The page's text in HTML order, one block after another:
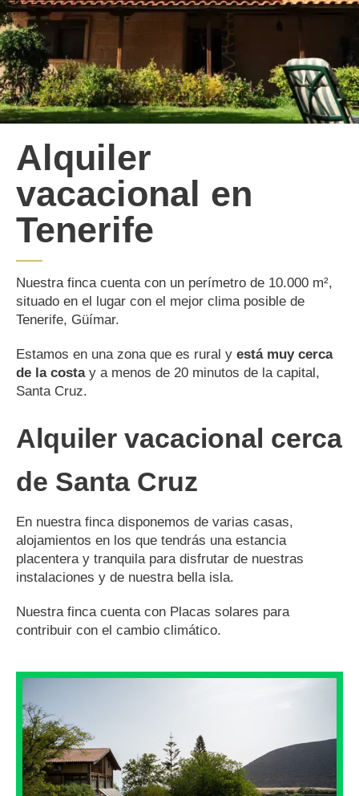
Alquiler
vacacional en
Tenerife
Nuestra finca cuenta con un perímetro de 10.000 m²,
situado en el lugar con el mejor clima posible de
Tenerife, Güímar.
Estamos en una zona que es rural y está muy cerca
de la costay a menos de 20 minutos de la capital,
Santa Cruz.
Alquiler vacacional cerca
de Santa Cruz
En nuestra finca disponemos de varias casas,
alojamientos en los que tendrás una estancia
placentera y tranquila para disfrutar de nuestras
instalaciones y de nuestra bella isla.
Nuestra finca cuenta con Placas solares para
contribuir con el cambio climático.